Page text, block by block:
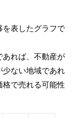
表したグラフで
れば、不動産が
ない地域であれ
で売れる可能性